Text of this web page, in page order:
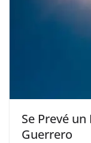
Se Prevé
Guerrero